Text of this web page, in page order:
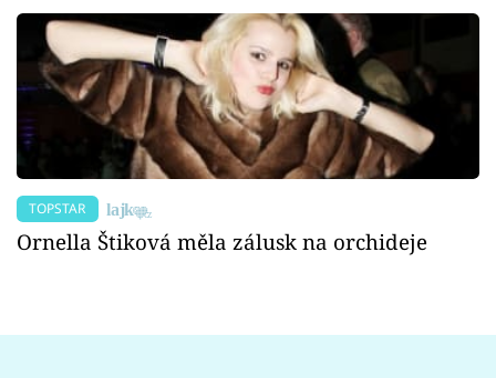
TOPSTAR
Ornella Štiková měla zálusk na orchideje